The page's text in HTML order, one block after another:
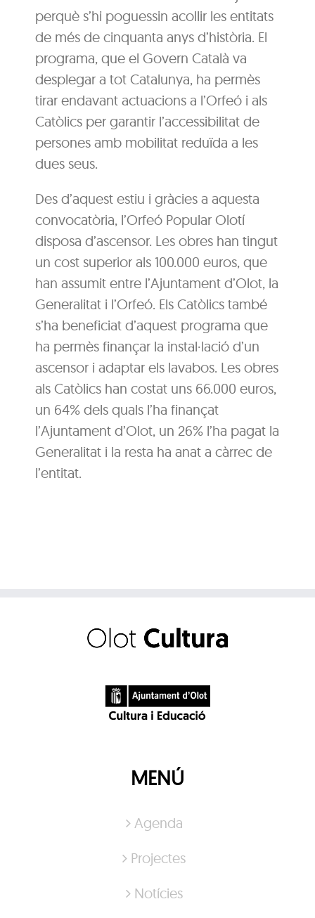
perquè s’hi poguessin acollir les entitats
de més de cinquanta anys d’història. El
programa, que el Govern Català va
desplegar a tot Catalunya, ha permès
tirar endavant actuacions a l’Orfeó i als
Catòlics per garantir l’accessibilitat de
persones amb mobilitat reduïda a les
dues seus.
Des d’aquest estiu i gràcies a aquesta
convocatòria, l’Orfeó Popular Olotí
disposa d’ascensor. Les obres han tingut
un cost superior als 100.000 euros, que
han assumit entre l’Ajuntament d’Olot, la
Generalitat i l’Orfeó. Els Catòlics també
s’ha beneficiat d’aquest programa que
ha permès finançar la instal·lació d’un
ascensor i adaptar els lavabos. Les obres
als Catòlics han costat uns 66.000 euros,
un 64% dels quals l’ha finançat
l’Ajuntament d’Olot, un 26% l’ha pagat la
Generalitat i la resta ha anat a càrrec de
l’entitat.
MENÚ
Agenda
Projectes
Notícies